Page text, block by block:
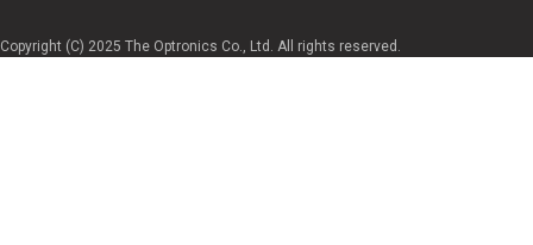
Copyright (C) 2025 The Optronics Co., Ltd. All rights reserved.